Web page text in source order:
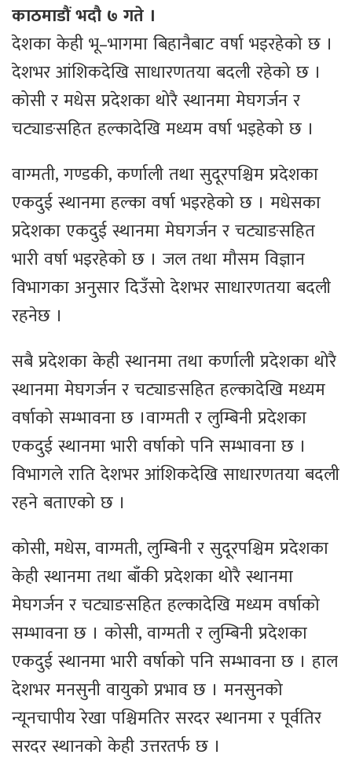
काठमाडौं भदौ ७ गते ।
देशका केही भू–भागमा बिहानैबाट वर्षा भइरहेको छ ।
देशभर आंशिकदेखि साधारणतया बदली रहेको छ ।
कोसी र मधेस प्रदेशका थोरै स्थानमा मेघगर्जन र
चट्याङसहित हल्कादेखि मध्यम वर्षा भइहेको छ ।
वाग्मती, गण्डकी, कर्णाली तथा सुदूरपश्चिम प्रदेशका
एकदुई स्थानमा हल्का वर्षा भइरहेको छ । मधेसका
प्रदेशका एकदुई स्थानमा मेघगर्जन र चट्याङसहित
भारी वर्षा भइरहेको छ । जल तथा मौसम विज्ञान
विभागका अनुसार दिउँसो देशभर साधारणतया बदली
रहनेछ ।
सबै प्रदेशका केही स्थानमा तथा कर्णाली प्रदेशका थोरै
स्थानमा मेघगर्जन र चट्याङसहित हल्कादेखि मध्यम
वर्षाको सम्भावना छ ।वाग्मती र लुम्बिनी प्रदेशका
एकदुई स्थानमा भारी वर्षाको पनि सम्भावना छ ।
विभागले राति देशभर आंशिकदेखि साधारणतया बदली
रहने बताएको छ ।
कोसी, मधेस, वाग्मती, लुम्बिनी र सुदूरपश्चिम प्रदेशका
केही स्थानमा तथा बाँकी प्रदेशका थोरै स्थानमा
मेघगर्जन र चट्याङसहित हल्कादेखि मध्यम वर्षाको
सम्भावना छ । कोसी, वाग्मती र लुम्बिनी प्रदेशका
एकदुई स्थानमा भारी वर्षाको पनि सम्भावना छ । हाल
देशभर मनसुनी वायुको प्रभाव छ । मनसुनको
न्यूनचापीय रेखा पश्चिमतिर सरदर स्थानमा र पूर्वतिर
सरदर स्थानको केही उत्तरतर्फ छ ।